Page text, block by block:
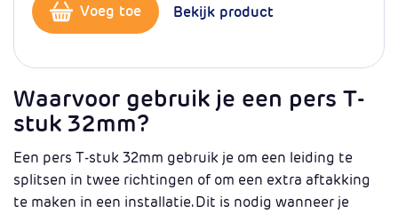
Voeg toe Bekijk product
Waarvoor gebruik je een pers T-
stuk 32mm?
Een pers T-stuk 32mm gebruik je om een leiding te
splitsen in twee richtingen of om een extra aftakking
te maken in een installatie. Dit is nodig wanneer je